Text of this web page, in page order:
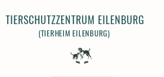
TIERSCHUTZZENTRUM EILENBURG
(TIERHEIM EILENBURG)